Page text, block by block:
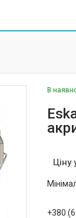
В
Ціну
+380